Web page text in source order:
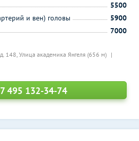
148, Улица академика Янгеля (656 м)
5500
и вен) головы
5900
7000
495 132-34-74